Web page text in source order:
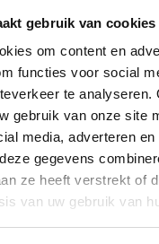
gebruik van cookies
om content en
functies voor social
te analyseren.
gebruik van onze site
media, adverteren
gegevens
ze heeft verstrekt of
van uw gebruik van
landelijke
2026